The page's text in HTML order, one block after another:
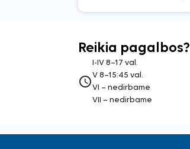
Reikia pagalbos?
access_time
I-IV 8–17 val.
V 8–15:45 val.
VI – nedirbame
VII – nedirbame